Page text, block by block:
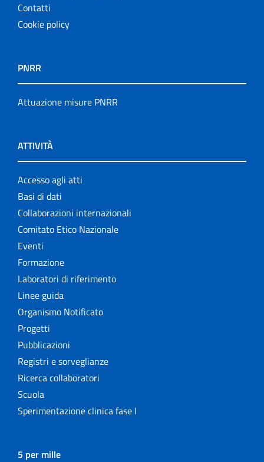
Contatti
Cookie policy
PNRR
Attuazione misure PNRR
ATTIVITÀ
Accesso agli atti
Basi di dati
Collaborazioni internazionali
Comitato Etico Nazionale
Eventi
Formazione
Laboratori di riferimento
Linee guida
Organismo Notificato
Progetti
Pubblicazioni
Registri e sorveglianze
Ricerca collaboratori
Scuola
Sperimentazione clinica fase I
5 per mille